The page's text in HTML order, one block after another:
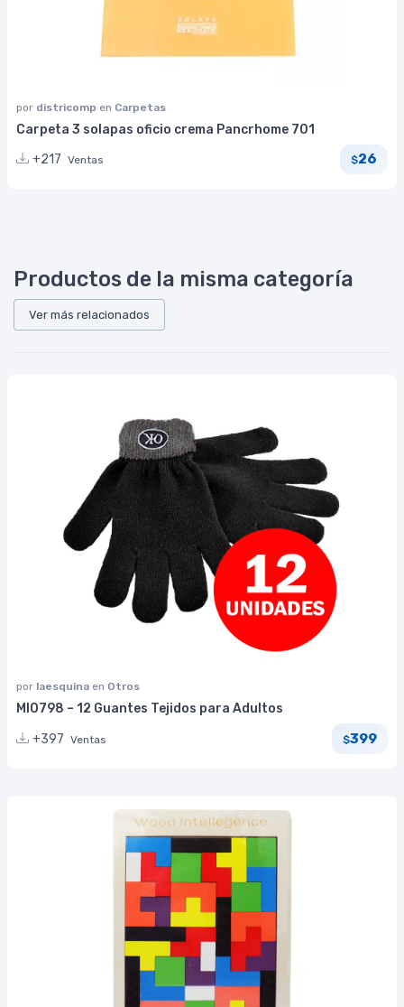
por districomp en Carpetas
Carpeta 3 solapas oficio crema Pancrhome 701
+217 Ventas $26
Productos de la misma categoría
Ver más relacionados
por laesquina en Otros
MI0798 – 12 Guantes Tejidos para Adultos
+397 Ventas $399